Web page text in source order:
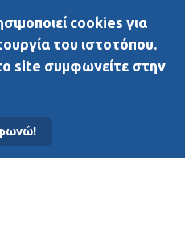
cookies για
του ιστοτόπου.
site συμφωνείτε στην